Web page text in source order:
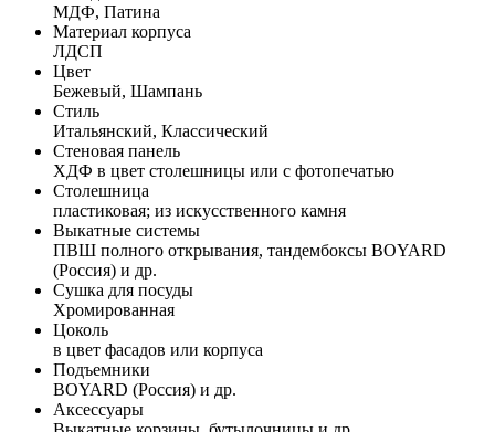
МДФ, Патина
Материал корпуса
ЛДСП
Цвет
Бежевый, Шампань
Стиль
Итальянский, Классический
Стеновая панель
ХДФ в цвет столешницы или с фотопечатью
Столешница
пластиковая; из искусственного камня
Выкатные системы
ПВШ полного открывания, тандембоксы BOYARD
(Россия) и др.
Сушка для посуды
Хромированная
Цоколь
в цвет фасадов или корпуса
Подъемники
BOYARD (Россия) и др.
Аксессуары